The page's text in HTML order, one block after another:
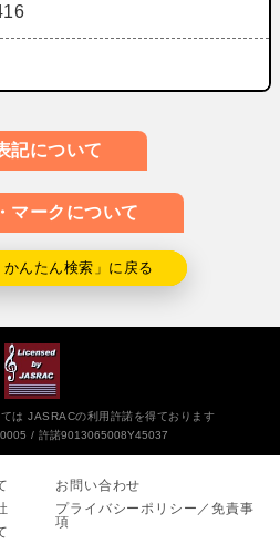
記について
マークについて
んたん検索」に戻る
は JASRACの利用許諾を得ております
許諾9013065008Y45037
お問い合わせ
プライバシーポリシー／免責事
項